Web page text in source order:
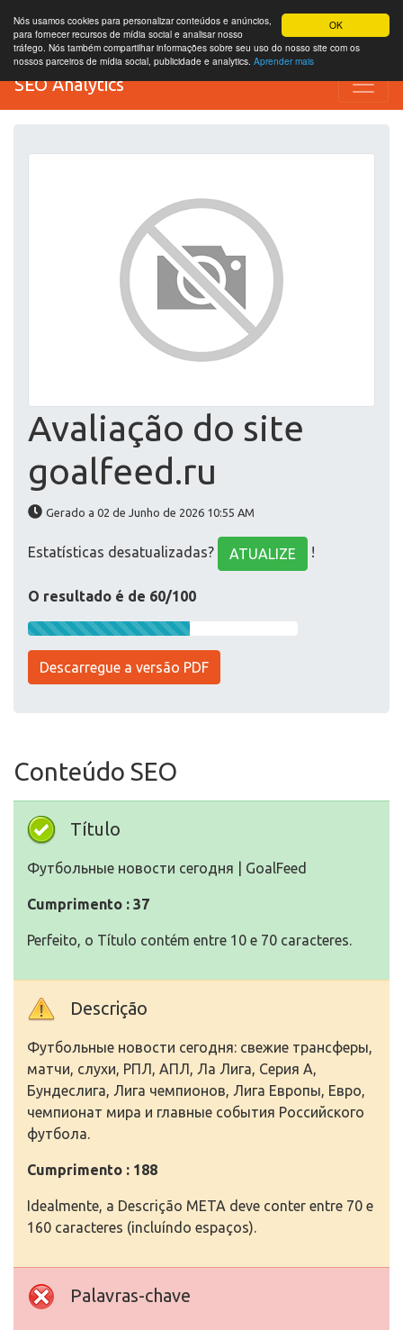
OK
Nós usamos cookies para personalizar conteúdos e anúncios,
para fornecer recursos de mídia social e analisar nosso
tráfego. Nós também compartilhar informações sobre seu uso do nosso site com os
nossos parceiros de mídia social, publicidade e analytics. Aprender mais
SEO Analytics
Avaliação do site
goalfeed.ru
Gerado a 02 de Junho de 2026 10:55 AM
Estatísticas desatualizadas? ATUALIZE !
O resultado é de 60/100
Descarregue a versão PDF
Conteúdo SEO
Título
Футбольные новости сегодня | GoalFeed
Cumprimento : 37
Perfeito, o Título contém entre 10 e 70 caracteres.
Descrição
Футбольные новости сегодня: свежие трансферы,
матчи, слухи, РПЛ, АПЛ, Ла Лига, Серия А,
Бундеслига, Лига чемпионов, Лига Европы, Евро,
чемпионат мира и главные события Российского
футбола.
Cumprimento : 188
Idealmente, a Descrição META deve conter entre 70 e
160 caracteres (incluíndo espaços).
Palavras-chave